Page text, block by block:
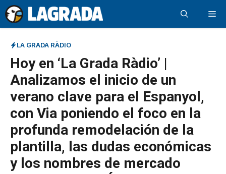
Saltar
al
contenido
LA GRADA RÀDIO
Hoy en ‘La Grada Ràdio’ |
Analizamos el inicio de un
verano clave para el Espanyol,
con Via poniendo el foco en la
profunda remodelación de la
plantilla, las dudas económicas
y los nombres de mercado